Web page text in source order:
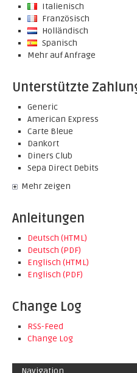
Italienisch
Französisch
Holländisch
Spanisch
Mehr auf Anfrage
Unterstützte
Generic
American Express
Carte Bleue
Dankort
Diners Club
Sepa Direct Debits
Mehr zeigen
Anleitungen
Deutsch (HTML)
Deutsch (PDF)
Englisch (HTML)
Englisch (PDF)
Change Log
RSS-Feed
Change Log
Navigation